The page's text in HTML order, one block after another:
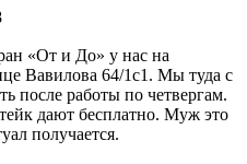
«От и До» у нас на
Вавилова 64/1с1. Мы туда с
после работы по четвергам.
дают бесплатно. Муж это
получается.